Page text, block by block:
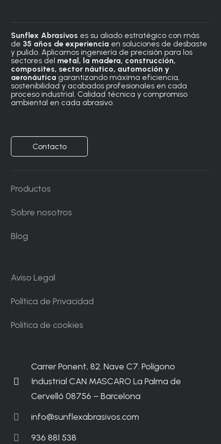
Sunflex Abrasivos es su aliado estratégico con más
de 35 años de experiencia en soluciones de desbaste
y pulido. Aplicamos ingeniería de precisión para los
sectores del metal, la madera, construcción,
composites, sector náutico, automoción y
aeronáutica garantizando máxima eficiencia,
sostenibilidad y acabados profesionales en cada
proceso industrial. Calidad técnica y compromiso
ambiental en cada abrasivo.
Contacto
Productos
Sobre nosotros
Blog
Aviso Legal
Política de Privacidad
Politica de cookies
Carrer Ponent, 82. Nave C7. Polígono
Industrial CAN MASCARO La Palma de
Cervelló 08756 – Barcelona
info@sunflexabrasivos.com
936 881 538